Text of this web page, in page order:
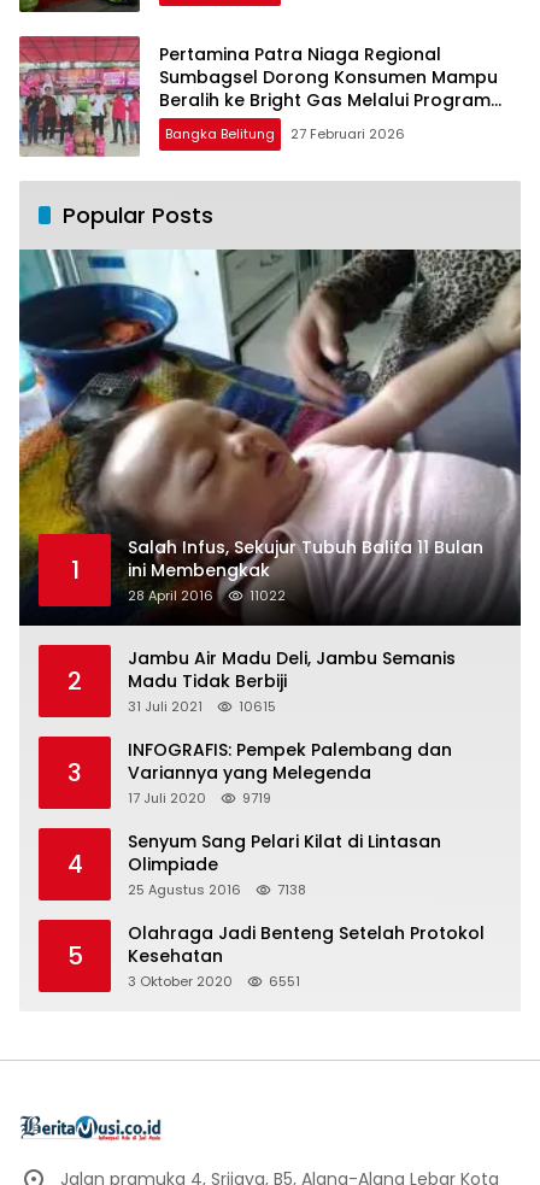
Pertamina Patra Niaga Regional
Sumbagsel Dorong Konsumen Mampu
Beralih ke Bright Gas Melalui Program
Trade In di Belitung Timur
Bangka Belitung 27 Februari 2026
Popular Posts
1
Salah Infus, Sekujur Tubuh Balita 11 Bulan
ini Membengkak
28 April 2016 11022
2
Jambu Air Madu Deli, Jambu Semanis
Madu Tidak Berbiji
31 Juli 2021 10615
3
INFOGRAFIS: Pempek Palembang dan
Variannya yang Melegenda
17 Juli 2020 9719
4
Senyum Sang Pelari Kilat di Lintasan
Olimpiade
25 Agustus 2016 7138
5
Olahraga Jadi Benteng Setelah Protokol
Kesehatan
3 Oktober 2020 6551
Jalan pramuka 4, Srijaya, B5, Alang-Alang Lebar Kota